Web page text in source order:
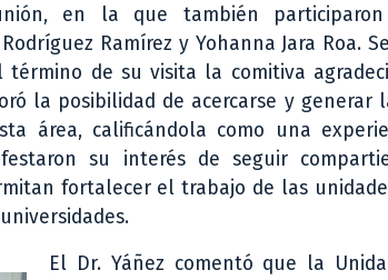
en la que también
Ramírez y Yohanna Jara Roa.
de su visita la comitiva
la posibilidad de acercarse y generar
área, calificándola como una
su interés de seguir
fortalecer el trabajo de las
El Dr. Yáñez comentó que la